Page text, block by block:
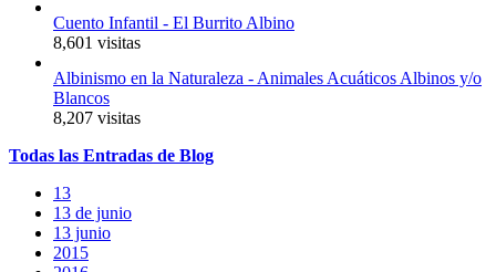
Cuento Infantil - El Burrito Albino
8,601 visitas
Albinismo en la Naturaleza - Animales Acuáticos Albinos y/o
Blancos
8,207 visitas
Todas las Entradas de Blog
13
13 de junio
13 junio
2015